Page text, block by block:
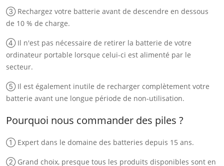
③ Rechargez votre batterie avant de descendre en dessous
de 10 % de charge.
④ Il n'est pas nécessaire de retirer la batterie de votre
ordinateur portable lorsque celui-ci est alimenté par le
secteur.
⑤ Il est également inutile de recharger complètement votre
batterie avant une longue période de non-utilisation.
Pourquoi nous commander des piles ?
① Expert dans le domaine des batteries depuis 15 ans.
② Grand choix, presque tous les produits disponibles sont en